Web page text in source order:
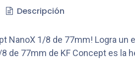
Descripción
NanoX 1/8 de 77mm! Logra
de 77mm de KF Concept es